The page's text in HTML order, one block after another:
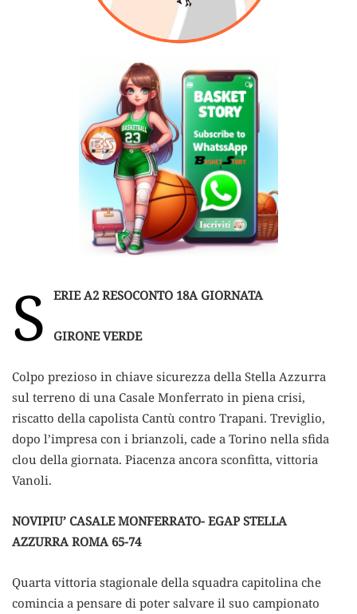
S ERIE A2 RESOCONTO 18A GIORNATA
GIRONE VERDE
Colpo prezioso in chiave sicurezza della Stella Azzurra
sul terreno di una Casale Monferrato in piena crisi,
riscatto della capolista Cantù contro Trapani. Treviglio,
dopo l’impresa con i brianzoli, cade a Torino nella sfida
clou della giornata. Piacenza ancora sconfitta, vittoria
Vanoli.
NOVIPIU’ CASALE MONFERRATO- EGAP STELLA
AZZURRA ROMA 65-74
Quarta vittoria stagionale della squadra capitolina che
comincia a pensare di poter salvare il suo campionato